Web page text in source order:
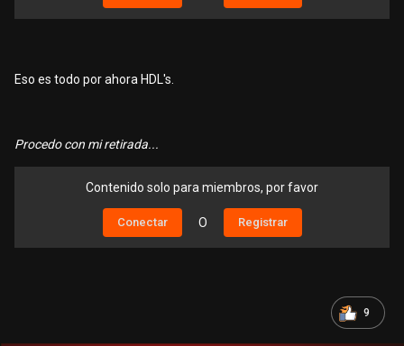
Eso es todo por ahora HDL's.
Procedo con mi retirada...
Contenido solo para miembros, por favor
Conectar O Registrar
9